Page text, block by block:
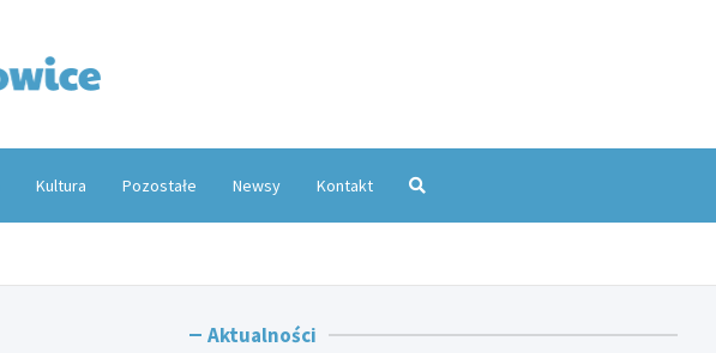
Kultura Pozostałe Newsy Kontakt
Aktualności